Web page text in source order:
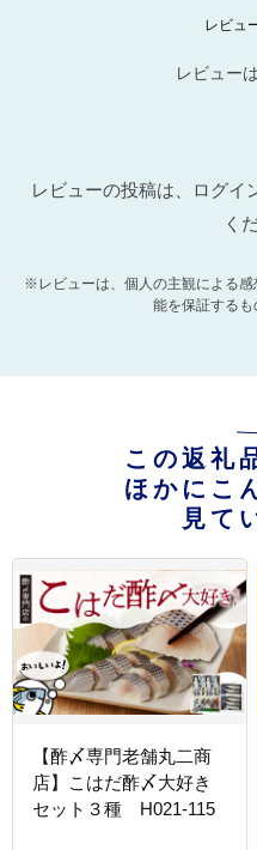
レビュ
レビュー
レビューの投稿は、ログイ
く
※レビューは、個人の主観による
能を保証するも
この返礼
ほかにこ
見て
【酢〆専門老舗丸二商
店】こはだ酢〆大好き
セット３種 H021-115